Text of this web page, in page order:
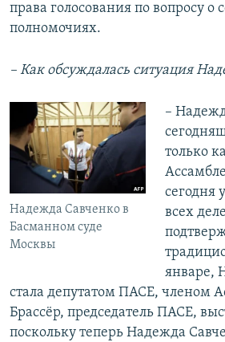
права голосования по вопросу о
полномочиях.
– Как обсуждалась ситуация
Надежда Савченко в
Басманном суде
Москвы
–
только
сегодня
всех
январе,
стала депутатом ПАСЕ, членом
Брассёр, председатель ПАСЕ,
поскольку теперь Надежда